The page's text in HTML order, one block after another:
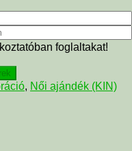
foglaltakat!
, Női ajándék (KIN)